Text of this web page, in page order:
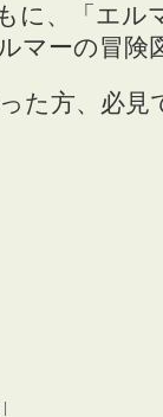
に、「エル
マーの冒険
た方、必見